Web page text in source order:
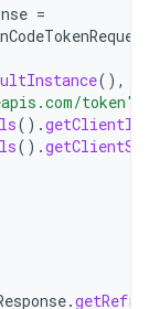
=
(),
token"
().getClientId
().
.